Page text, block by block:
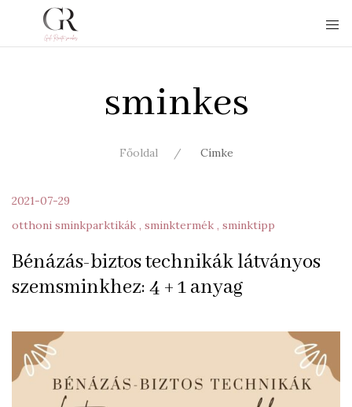
sminkes
Főoldal Címke
2021-07-29
otthoni sminkparktikák
sminktermék sminktipp
Bénázás-biztos technikák látványos
szemsminkhez: 4 + 1 anyag